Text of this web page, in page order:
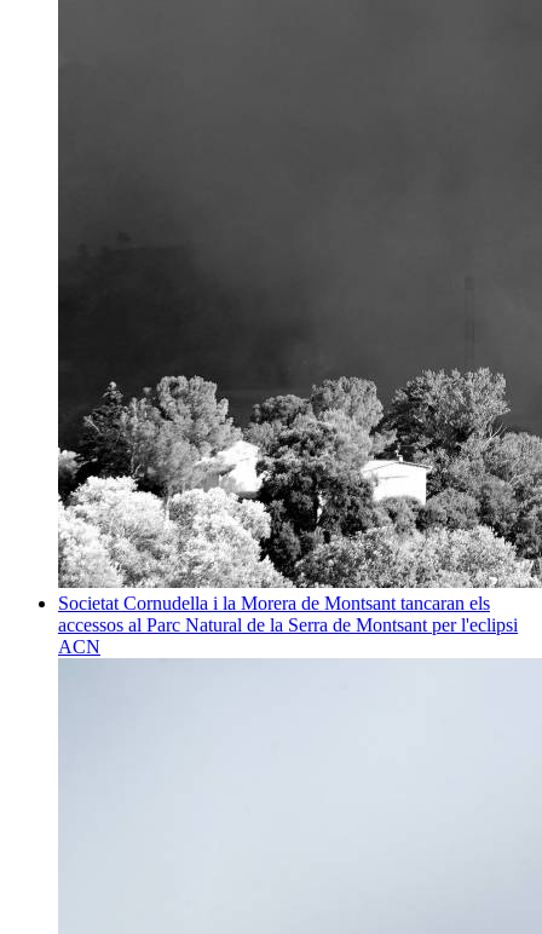
Societat Cornudella i la Morera de Montsant tancaran els
accessos al Parc Natural de la Serra de Montsant per l'eclipsi
ACN